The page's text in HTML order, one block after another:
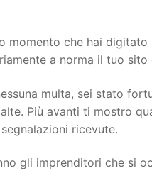
che hai digitato
a norma il tuo
multa, sei stato
Più avanti ti mostro
ricevute.
gli imprenditori che si